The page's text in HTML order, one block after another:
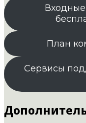
Входные
План
Сервисы